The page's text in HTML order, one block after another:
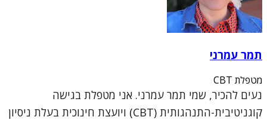
תמר עמרני
מטפלת CBT
נעים להכיר, שמי תמר עמרני. אני מטפלת בגישה
קוגניטיבית-התנהגותית (CBT) ויועצת חינוכית בעלת ניסיון